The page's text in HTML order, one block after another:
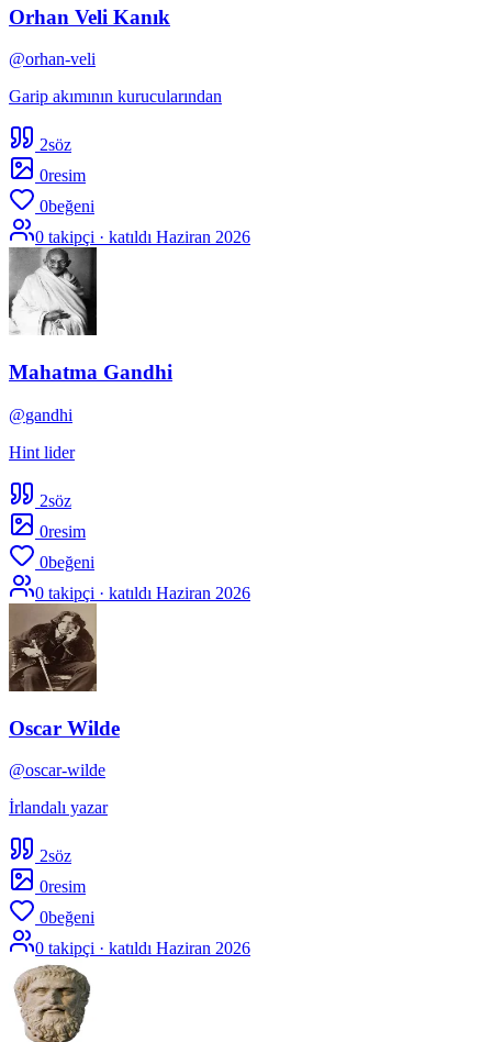
Orhan Veli Kanık
@orhan-veli
Garip akımının kurucularından
2söz
0resim
0beğeni
0 takipçi · katıldı Haziran 2026
Mahatma Gandhi
@gandhi
Hint lider
2söz
0resim
0beğeni
0 takipçi · katıldı Haziran 2026
Oscar Wilde
@oscar-wilde
İrlandalı yazar
2söz
0resim
0beğeni
0 takipçi · katıldı Haziran 2026